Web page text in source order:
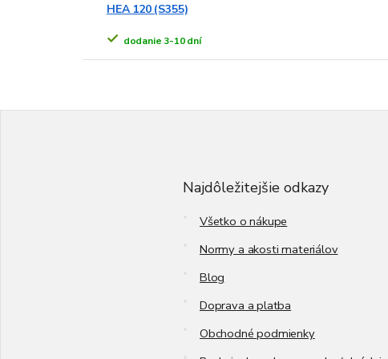
HEA 120 (S355)
dodanie 3-10 dní
Najdôležitejšie odkazy
Všetko o nákupe
Normy a akosti materiálov
Blog
Doprava a platba
Obchodné podmienky